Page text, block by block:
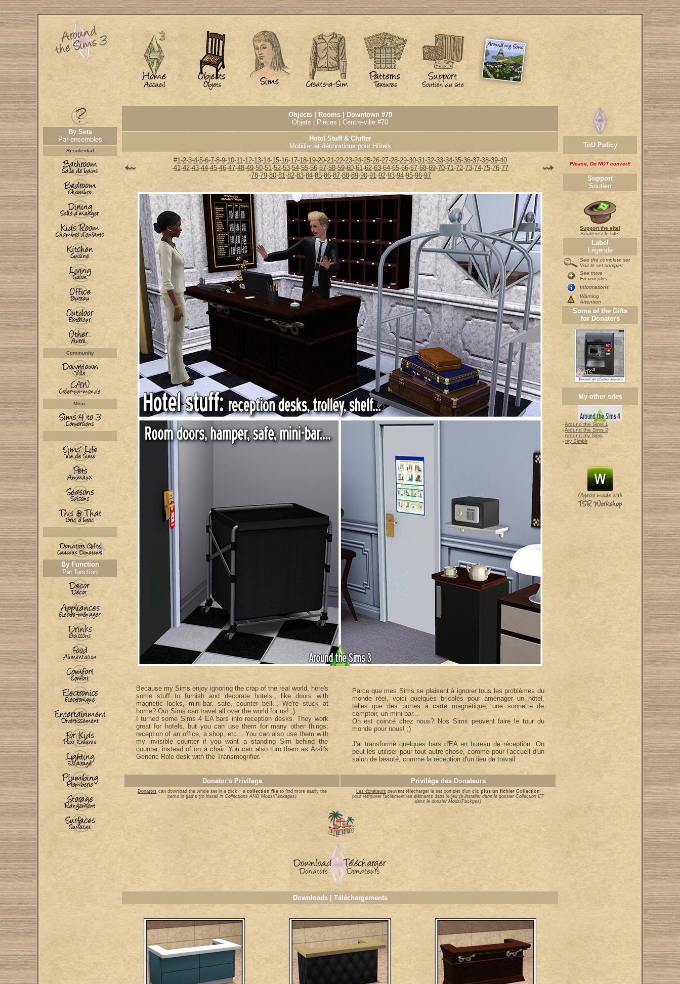
By Sets
Par ensembles
Residential
Community
Misc.
By Function
Par fonction
Objects | Rooms | Downtown #70
Objets | Pièces | Centre-ville #70
Hotel Stuff & Clutter
Mobilier et décorations pour Hôtels
#1-2-3-4-5-6-7-8-9-10-11-12-13-14-15-16-17-18-19-20-21-22-23-24-25-26-27-28-29-30-31-32-33-34-35-36-37-38-39-40
-41-42-43-44-45-46-47-48-49-50-51-52-53-54-55-56-57-58-59-60-61-62-63-64-65-66-67-68-69-70-71-72-73-74-75-76-77
-78-79-80-81-82-83-84-85-86-87-88-89-90-91-92-93-94-95-96-97
Because my Sims enjoy ignoring the crap of the real world, here's
some stuff to furnish and decorate hotels., like doors with
magnetic locks, mini-bar, safe, counter bell... We're stuck at
home? Our Sims can travel all over the world for us! ;)
I turned some Sims 4 EA bars into reception desks. They work
great for hotels, but you can use them for many other things:
reception of an office, a shop, etc... You can also use them with
my invisible counter if you want a standing Sim behind the
counter, instead of on a chair. You can also turn them as Arsil's
Generic Role desk with the Transmogrifier.
Parce que mes Sims se plaisent à ignorer tous les problèmes du
monde réel, voici quelques bricoles pour aménager un hôtel,
telles que des portes à carte magnétique, une sonnette de
comptoir, un mini-bar...
On est coincé chez nous? Nos Sims peuvent faire le tour du
monde pour nous! ;)
J'ai transformé quelques bars d'EA en bureau de réception. On
peut les utiliser pour tout autre chose, comme pour l'accueil d'un
salon de beauté, comme la réception d'un lieu de travail....
Donator's Privilege Privilège des Donateurs
Donatorscan download the whole set in a click + a collection fileto find more easily the
items in game (to install in Collections AND Mods/Packages)
Les donateurs peuvent télécharger le set complet d'un clic plus un fichier Collection
pour retrouver facilement les éléments dans le jeu (à installer dans le dossier Collection ET
dans le dossier Mods/Packges)
Downloads | Téléchargements
ToU Policy
Please, Do NOT convert!
Support
Soutien
Support the site!
Soutenez le site!
Label
Légende
See the complete set
Voir le set complet
See more
En voir plus
Informations
Warning
Attention
Some of the Gifts
for Donators
My other sites
-Around the Sims 1
-Around the Sims 2
-Around my Sims
- my Simblr